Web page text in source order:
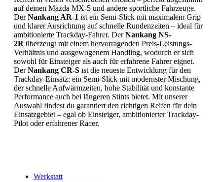
auf deinen Mazda MX-5 und andere sportliche Fahrzeuge.
DerNankang AR-1 ist ein Semi-Slick mit maximalem Grip
und klarer Ausrichtung auf schnelle Rundenzeiten – ideal für
ambitionierte Trackday-Fahrer. DerNankang NS-
2R überzeugt mit einem hervorragenden Preis-Leistungs-
Verhältnis und ausgewogenem Handling, wodurch er sich
sowohl für Einsteiger als auch für erfahrene Fahrer eignet.
DerNankang CR-S ist die neueste Entwicklung für den
Trackday-Einsatz: ein Semi-Slick mit modernster Mischung,
der schnelle Aufwärmzeiten, hohe Stabilität und konstante
Performance auch bei längeren Stints bietet. Mit unserer
Auswahl findest du garantiert den richtigen Reifen für dein
Einsatzgebiet – egal ob Einsteiger, ambitionierter Trackday-
Pilot oder erfahrener Racer.
Werkstatt